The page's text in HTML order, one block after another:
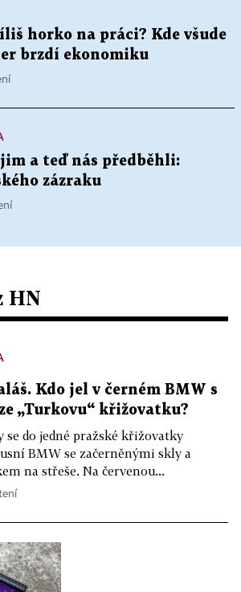
horko na práci? Kde všude
brzdí ekonomiku
jim a teď nás předběhli:
zázraku
HN
Kdo jel v černém BMW s
„Turkovu“ křižovatku?
se do jedné pražské křižovatky
BMW se začerněnými skly a
na střeše. Na červenou...